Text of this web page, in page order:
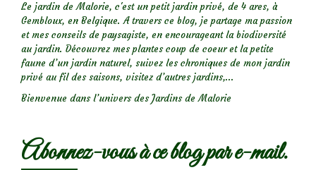
points,
drôle
d’insecte
aux
fesses
rouges
Le jardin de Malorie, c'est un petit jardin privé, de 4 ares, à
Gembloux, en Belgique. A travers ce blog, je partage ma passion
et mes conseils de paysagiste, en encourageant la biodiversité
au jardin. Découvrez mes plantes coup de coeur et la petite
faune d’un jardin naturel, suivez les chroniques de mon jardin
privé au fil des saisons, visitez d’autres jardins,...
Bienvenue dans l’univers des Jardins de Malorie
Abonnez-vous à ce blog par e-mail.